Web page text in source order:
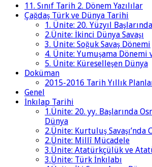
11. Sınıf Tarih 2. Dönem Yazılılar
Çağdaş Türk ve Dünya Tarihi
1. Ünite: 20. Yüzyıl
2.Ünite: İkinci Dünya Savaşı
3. Ünite: Soğuk Savaş Dönemi
4. Ünite: Yumuşama Dönemi
5. Ünite: Küreselleşen Dünya
Doküman
2015-2016 Tarih Yıllık
Genel
İnkılap Tarihi
1.Ünite: 20. yy. Başlarında
Dünya
2.Ünite: Kurtuluş Savaşı’nda
2.Ünite: Millî Mücadele
3.Ünite: Atatürkçülük ve
3.Ünite: Türk İnkılabı